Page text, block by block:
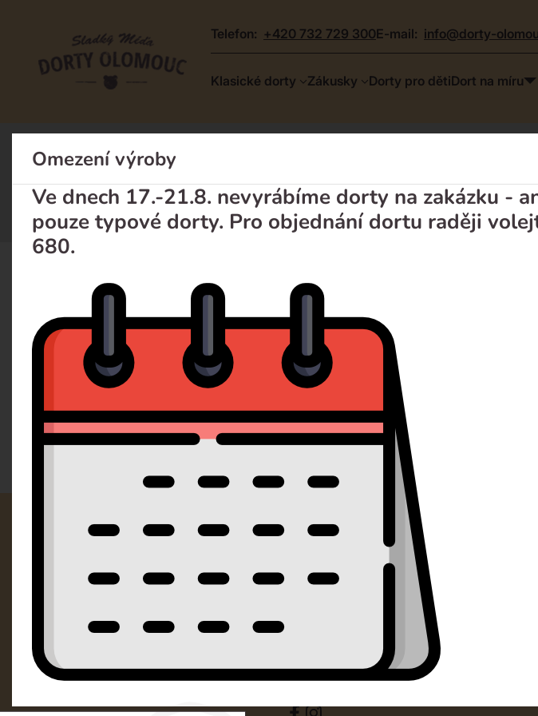
Dorty
dorty
a
poctivá
cukrárna
telefon: +420 732 729 300 e-mail: info@dorty-
Klasické dorty Zákusky Dorty pro dětiDort na míru
Zákusky Rolády
Rolády : s cenou od 520 Kč,
Klasické dorty Zákusky
Kontakty
SM Dorty Olomouc s.r.o.
Mošnerova 1318/14A 77900 Olomouc
+420 732 729 300
info@dorty-olomouc.cz
Omezení výroby
Ve dnech 17.-21.8. nevyrábíme dorty na zakázku -
pouze typové dorty. Pro objednání dortu raději
680.